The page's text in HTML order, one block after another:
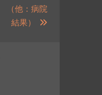
（他：病院
結果）
次